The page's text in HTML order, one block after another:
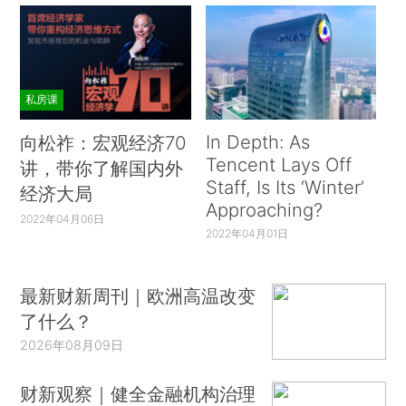
私房课
向松祚：宏观经济70
讲，带你了解国内外
经济大局
2022年04月06日
In Depth: As
Tencent Lays Off
Staff, Is Its ‘Winter’
Approaching?
2022年04月01日
最新财新周刊｜欧洲高温改变
了什么？
2026年08月09日
财新观察｜健全金融机构治理